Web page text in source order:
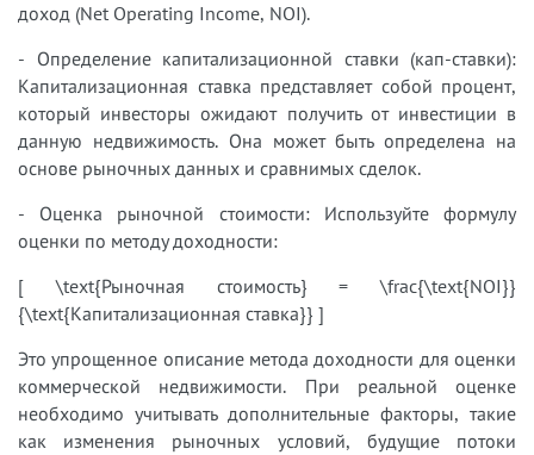
доход (Net Operating Income, NOI).
- Определение капитализационной ставки (кап-ставки):
Капитализационная ставка представляет собой процент,
который инвесторы ожидают получить от инвестиции в
данную недвижимость. Она может быть определена на
основе рыночных данных и сравнимых сделок.
- Оценка рыночной стоимости: Используйте формулу
оценки по методу доходности:
[ \text{Рыночная стоимость} = \frac{\text{NOI}}
{\text{Капитализационная ставка}} ]
Это упрощенное описание метода доходности для оценки
коммерческой недвижимости. При реальной оценке
необходимо учитывать дополнительные факторы, такие
как изменения рыночных условий, будущие потоки